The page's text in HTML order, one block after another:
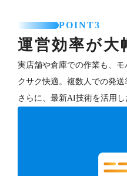
POINT3
運営効率が大
実店舗や倉庫での作業も、
クサク快適。複数人での発送
さらに、最新AI技術を活用し